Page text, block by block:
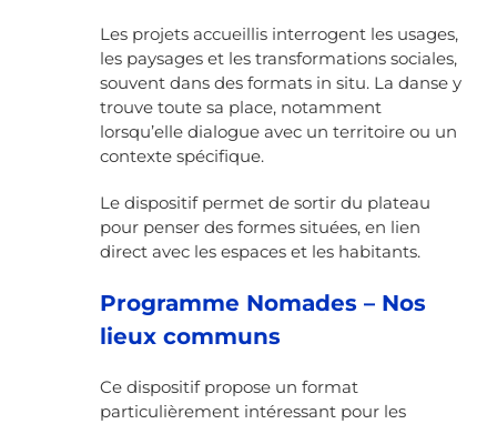
Les projets accueillis interrogent les usages,
les paysages et les transformations sociales,
souvent dans des formats in situ. La danse y
trouve toute sa place, notamment
lorsqu’elle dialogue avec un territoire ou un
contexte spécifique.
Le dispositif permet de sortir du plateau
pour penser des formes situées, en lien
direct avec les espaces et les habitants.
Programme Nomades – Nos
lieux communs
Ce dispositif propose un format
particulièrement intéressant pour les